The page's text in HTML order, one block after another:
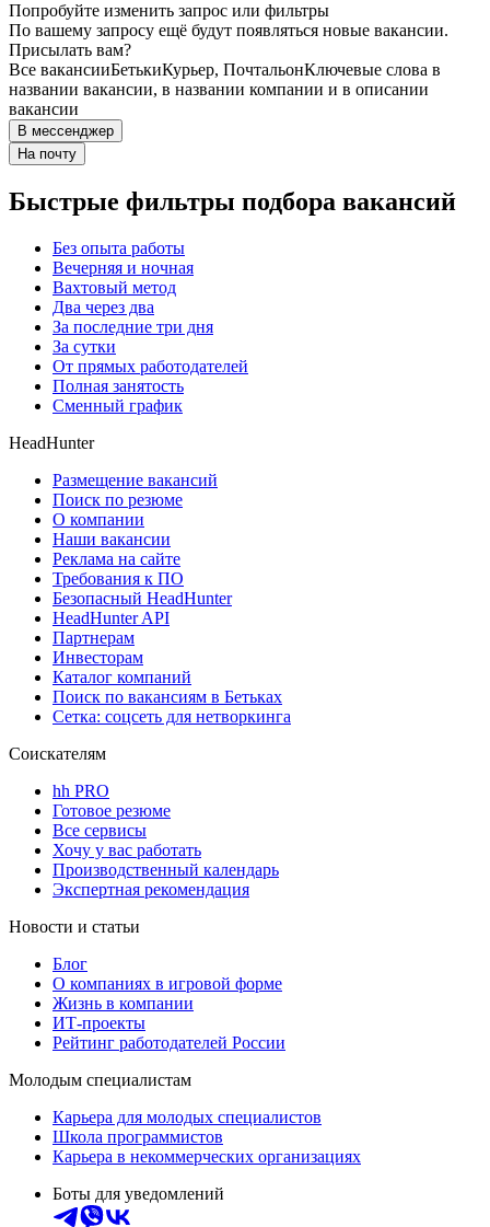
Попробуйте изменить запрос или фильтры
По вашему запросу ещё будут появляться новые вакансии.
Присылать вам?
Все вакансииБетькиКурьер, ПочтальонКлючевые слова в
названии вакансии, в названии компании и в описании
вакансии
В мессенджер
На почту
Быстрые фильтры подбора вакансий
Без опыта работы
Вечерняя и ночная
Вахтовый метод
Два через два
За последние три дня
За сутки
От прямых работодателей
Полная занятость
Сменный график
HeadHunter
Размещение вакансий
Поиск по резюме
О компании
Наши вакансии
Реклама на сайте
Требования к ПО
Безопасный HeadHunter
HeadHunter API
Партнерам
Инвесторам
Каталог компаний
Поиск по вакансиям в Бетьках
Сетка: соцсеть для нетворкинга
Соискателям
hh PRO
Готовое резюме
Все сервисы
Хочу у вас работать
Производственный календарь
Экспертная рекомендация
Новости и статьи
Блог
О компаниях в игровой форме
Жизнь в компании
ИТ-проекты
Рейтинг работодателей России
Молодым специалистам
Карьера для молодых специалистов
Школа программистов
Карьера в некоммерческих организациях
Боты для уведомлений